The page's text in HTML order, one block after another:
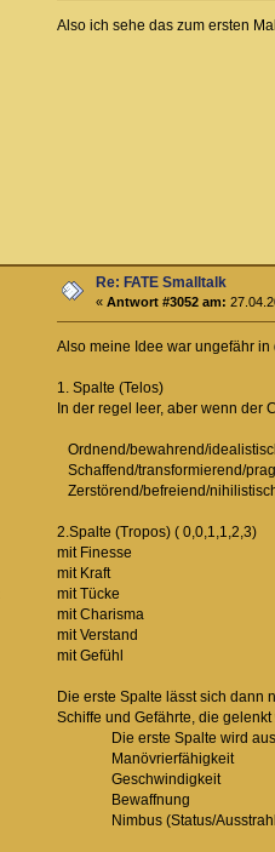
Also ich sehe das zum ersten
Re: FATE Smalltalk
«Antwort #3052 am:
Also meine Idee war ungefähr in
1. Spalte (Telos)
In der regel leer, aber wenn der
Ordnend/bewahrend/
Schaffend/transformierend/
Zerstörend/befreiend/
2.Spalte (Tropos) ( 0,0,1,1,2,3)
mit Finesse
mit Kraft
mit Tücke
mit Charisma
mit Verstand
mit Gefühl
Die erste Spalte lässt sich dann
Schiffe und Gefährte, die
Die erste Spalte wird
Manövrierfähigkeit
Geschwindigkeit
Bewaffnung
Nimbus (Status/